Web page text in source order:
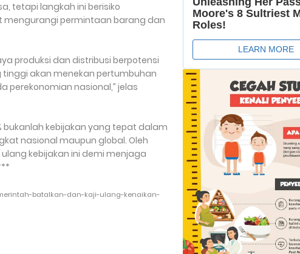
tetapi langkah ini berisiko
mengurangi permintaan barang dan
produksi dan distribusi berpotensi
akan menekan pertumbuhan
perekonomian nasional,” jelas
bukanlah kebijakan yang tepat dalam
nasional maupun global. Oleh
kebijakan ini demi menjaga
batalkan-dan-kaji-ulang-kenaikan-